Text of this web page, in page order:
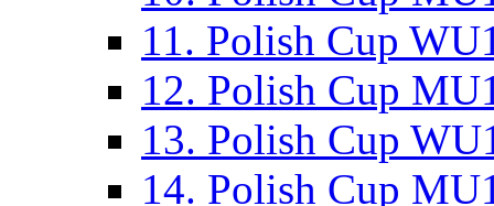
11. Polish Cup
12. Polish Cup
13. Polish Cup
14. Polish Cup